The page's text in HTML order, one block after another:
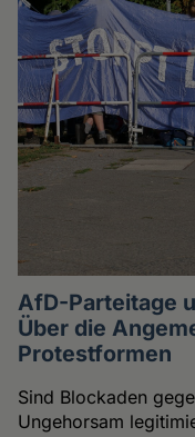
AfD-Parteitage
Über die
Protestformen
Sind Blockaden
Ungehorsam